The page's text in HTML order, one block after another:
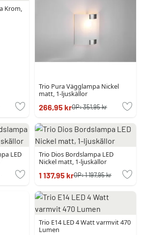
Krom,
Trio Pura Vägglampa Nickel
matt, 1-ljuskällor
266,95 krOP:351,95 kr
LED
Trio Dios Bordslampa LED
Nickel matt, 1-ljuskällor
1 137,95 krOP:1 197,95 kr
Trio E14 LED 4 Watt varmvit 470
Lumen